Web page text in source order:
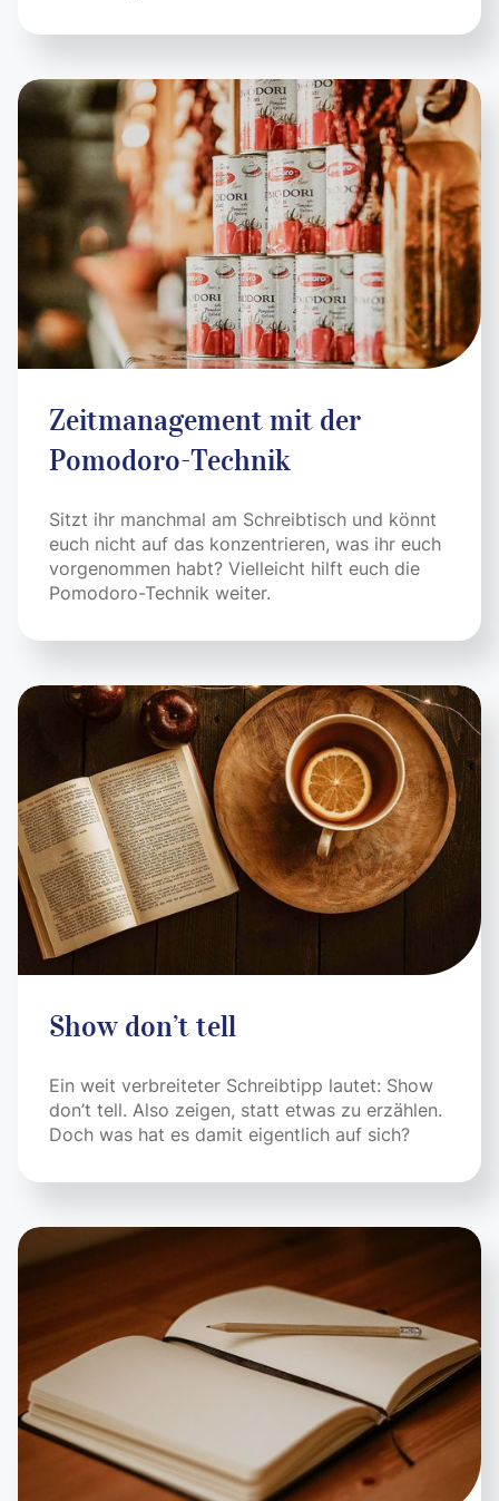
Zeitmanagement mit der
Pomodoro-Technik
Sitzt ihr manchmal am Schreibtisch und könnt
euch nicht auf das konzentrieren, was ihr euch
vorgenommen habt? Vielleicht hilft euch die
Pomodoro-Technik weiter.
Show don’t tell
Ein weit verbreiteter Schreibtipp lautet: Show
don’t tell. Also zeigen, statt etwas zu erzählen.
Doch was hat es damit eigentlich auf sich?